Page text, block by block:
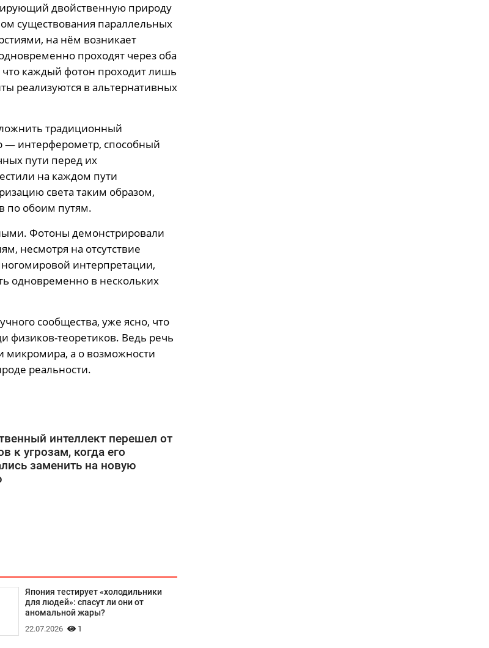
двойственную природу
существования параллельных
на нём возникает
проходят через оба
что каждый фотон проходит лишь
реализуются в альтернативных
традиционный
— интерферометр, способный
пути перед их
на каждом пути
света таким образом,
по обоим путям.
Фотоны демонстрировали
несмотря на отсутствие
интерпретации,
одновременно в нескольких
сообщества, уже ясно, что
физиков-теоретиков. Ведь речь
микромира, а о возможности
реальности.
интеллект перешел от
к угрозам, когда его
заменить на новую
Япония тестирует «холодильники
для людей»: спасут ли они от
аномальной жары?
22.07.2026 1